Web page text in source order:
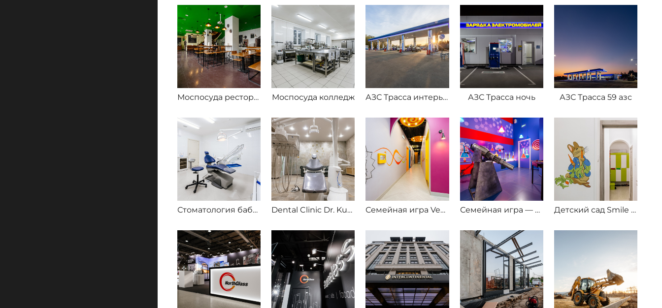
Моспосуда ресторан Шпана Моспосуда колледж АЗС Трасса интерьеры 58 азс АЗС Трасса ночь АЗС Трасса 59 азс
Стоматология бабушкинская Dental Clinic Dr. Kurov Семейная игра Vegas Семейная игра — шоколадная фабрика Детский сад Smile fish